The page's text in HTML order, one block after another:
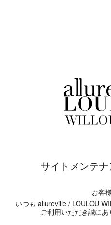
サイトメンテ
お客
いつも allureville / LOULOU
ご利用いただき誠にあ